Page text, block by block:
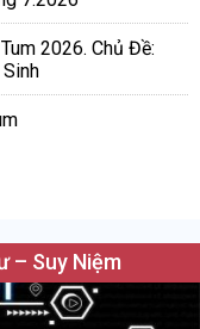
2026. Chủ Đề:
– Suy Niệm